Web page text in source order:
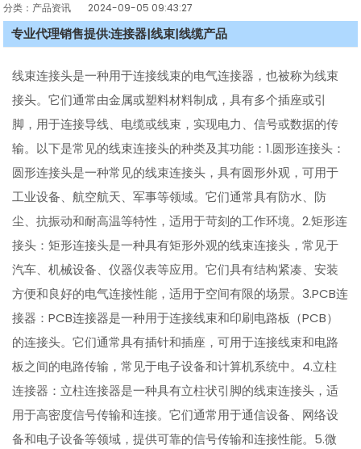
分类：产品资讯 2024-09-05 09:43:27
专业代理销售提供:连接器|线束|线缆产品
线束连接头是一种用于连接线束的电气连接器，也被称为线束
接头。它们通常由金属或塑料材料制成，具有多个插座或引
脚，用于连接导线、电缆或线束，实现电力、信号或数据的传
输。以下是常见的线束连接头的种类及其功能：1.圆形连接头：
圆形连接头是一种常见的线束连接头，具有圆形外观，可用于
工业设备、航空航天、军事等领域。它们通常具有防水、防
尘、抗振动和耐高温等特性，适用于苛刻的工作环境。2.矩形连
接头：矩形连接头是一种具有矩形外观的线束连接头，常见于
汽车、机械设备、仪器仪表等应用。它们具有结构紧凑、安装
方便和良好的电气连接性能，适用于空间有限的场景。3.PCB连
接器：PCB连接器是一种用于连接线束和印刷电路板（PCB）
的连接头。它们通常具有插针和插座，可用于连接线束和电路
板之间的电路传输，常见于电子设备和计算机系统中。4.立柱
连接器：立柱连接器是一种具有立柱状引脚的线束连接头，适
用于高密度信号传输和连接。它们通常用于通信设备、网络设
备和电子设备等领域，提供可靠的信号传输和连接性能。5.微